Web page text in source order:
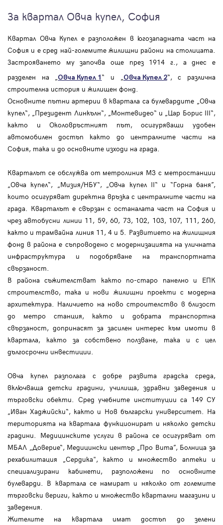
За квартал Овча купел, София
Квартал Овча Купел е разположен в югозападната част на
София и е сред най-големите жилищни райони на столицата.
Застрояването му започва още през 1914 г., а днес е
разделен на „ Овча Купел 1“ и „ Овча Купел 2“, с различна
строителна история и жилищен фонд.
Основните пътни артерии в квартала са булевардите „Овча
купел“, „Президент Линкълн“, „Монтевидео“ и „Цар Борис III“,
както и Околовръстният път, осигуряващи удобен
автомобилен достъп както до централните части на
София, така и до основните изходи на града.
Кварталът се обслужва от метролиния М3 с метростанции
„Овча купел“, „Мизия/НБУ“, „Овча купел II“ и “Горна баня”,
които осигуряват директна връзка с централните части на
града. Кварталът е свързан с останалата част на София и
чрез автобусни линии 11, 59, 60, 73, 102, 103, 107, 111, 260,
както и трамвайна линия 11, 4 и 5. Развитието на жилищния
фонд в района е съпроводено с модернизацията на уличната
инфраструктура и подобряване на транспортната
свързаност.
В района съжителстват както по-старо панелно и ЕПК
строителство, така и нови жилищни проекти с модерна
архитектура. Наличието на ново строителство в близост
до метро станция, както и добрата транспортна
свързаност, допринасят за засилен интерес към имоти в
квартала, както за собствено ползване, така и с цел
дългосрочни инвестиции.
Овча купел разполага с добре развита градска среда,
включваща детски градини, училища, здравни заведения и
търговски обекти. Сред учебните институции са 149 СУ
„Иван Хаджийски“, както и Нов български университет. На
територията на квартала функционират и няколко детски
градини. Медицинските услуги в района се осигуряват от
МБАЛ „Доверие“, Медицински център „Про Вита”, Болница за
рехабилитация „Сердика", както и множество аптеки и
специализирани кабинети, разположени по основните
булеварди. В квартала се намират и няколко от големите
търговски вериги, както и множество квартални магазини и
заведения.
Жителите на квартала имат достъп до зелени